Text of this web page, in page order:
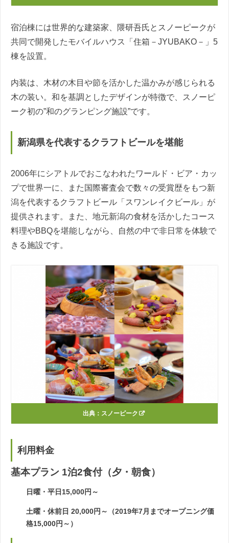
宿泊棟には世界的な建築家、隈研吾氏とスノーピークが
共同で開発したモバイルハウス「住箱－JYUBAKO－」5
棟を設置。
内装は、木材の木目や節を活かした温かみが感じられる
木の装い。和を基調としたデザインが特徴で、スノーピ
ーク初の”和のグランピング施設”です。
新潟県を代表するクラフトビールを堪能
2006年にシアトルでおこなわれたワールド・ビア・カッ
プで世界一に、また国際審査会で数々の受賞歴をもつ新
潟を代表するクラフトビール「スワンレイクビール」が
提供されます。また、地元新潟の食材を活かしたコース
料理やBBQを堪能しながら、自然の中で非日常を体験で
きる施設です。
出典： スノーピーク
利用料金
基本プラン 1泊2食付（夕・朝食）
日曜・平日15,000円～
土曜・休前日 20,000円～（2019年7月までオープニング価
格15,000円～）